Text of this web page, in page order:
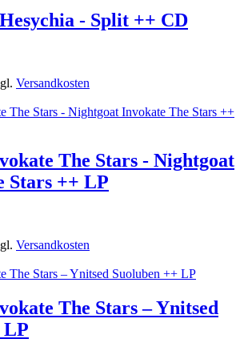
- Split ++ CD
Versandkosten
The Stars - Nightgoat
Stars ++ LP
Versandkosten
The Stars – Ynitsed
LP